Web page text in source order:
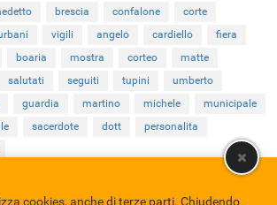
brescia confalone
corte
vigili angelo cardiello
fiera
boaria mostra corteo
matte
salutati seguiti tupini
umberto
guardia martino michele
municipale
sacerdote dott
personalita
cookies, anche di terze parti. Chiudendo